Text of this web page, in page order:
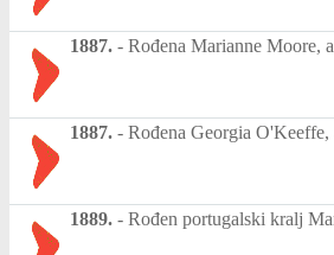
1887. - Rođena Marianne Moore,
1887. - Rođena Georgia O'Keeffe,
1889. - Rođen portugalski kralj